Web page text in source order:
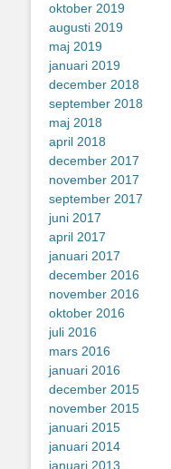
oktober 2019
augusti 2019
maj 2019
januari 2019
december 2018
september 2018
maj 2018
april 2018
december 2017
november 2017
september 2017
juni 2017
april 2017
januari 2017
december 2016
november 2016
oktober 2016
juli 2016
mars 2016
januari 2016
december 2015
november 2015
januari 2015
januari 2014
januari 2013